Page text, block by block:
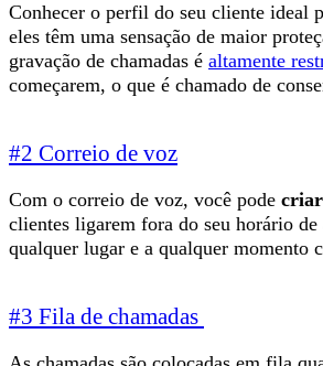
Conhecer o perfil do seu cliente ideal
eles têm uma sensação de maior
gravação de chamadas é altamente
começarem, o que é chamado de
#2 Correio de voz
Com o correio de voz, você pode criar
clientes ligarem fora do seu horário
qualquer lugar e a qualquer momento
#3 Fila de chamadas